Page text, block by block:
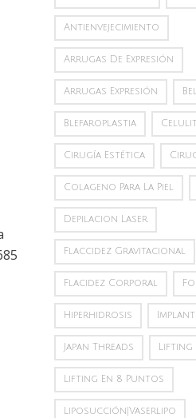
Antienvejecimiento
Arrugas De Expresión
Arrugas Expresión
Blefaroplastia
Cirugía Estética
Colageno Para La Piel
Depilacion Laser
Flaccidez Gravitacional
Flacidez Corporal
Hiperhidrosis
Japan Threads Lifting
Lifting En 8 Puntos
Liposucción|vaserlipo